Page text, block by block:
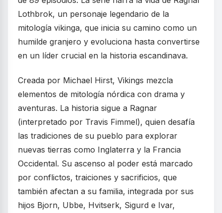
Lothbrok, un personaje legendario de la
mitología vikinga, que inicia su camino como un
humilde granjero y evoluciona hasta convertirse
en un líder crucial en la historia escandinava.
Creada por Michael Hirst, Vikings mezcla
elementos de mitología nórdica con drama y
aventuras. La historia sigue a Ragnar
(interpretado por Travis Fimmel), quien desafía
las tradiciones de su pueblo para explorar
nuevas tierras como Inglaterra y la Francia
Occidental. Su ascenso al poder está marcado
por conflictos, traiciones y sacrificios, que
también afectan a su familia, integrada por sus
hijos Bjorn, Ubbe, Hvitserk, Sigurd e Ivar,